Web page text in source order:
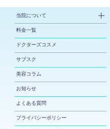
当院について
料金一覧
ドクターズコスメ
サブスク
美容コラム
お知らせ
よくある質問
プライバシーポリシー